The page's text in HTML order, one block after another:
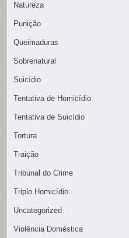
Natureza
Punição
Queimaduras
Sobrenatural
Suicídio
Tentativa de Homicídio
Tentativa de Suicídio
Tortura
Traição
Tribunal do Crime
Triplo Homicídio
Uncategorized
Violência Doméstica